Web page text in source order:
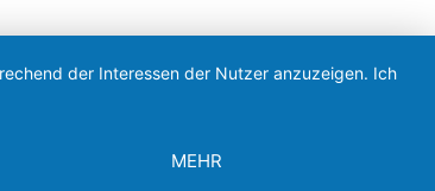
der Interessen der Nutzer anzuzeigen. Ich
MEHR